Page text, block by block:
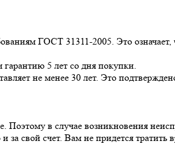
ГОСТ 31311-2005. Это
5 лет со дня покупки.
не менее 30 лет. Это
в случае возникновения
свой счет. Вам не придется тратить